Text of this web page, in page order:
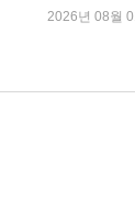
2026년 08월